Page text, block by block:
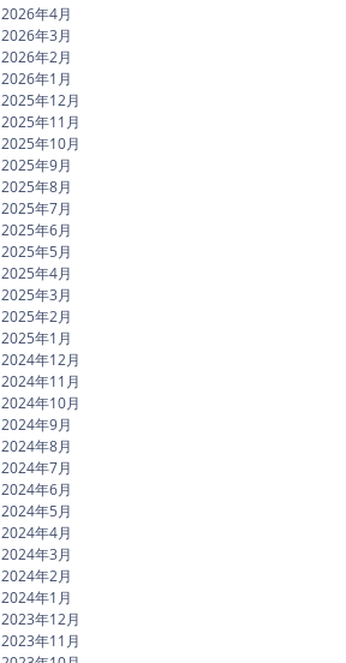
2026年4月
2026年3月
2026年2月
2026年1月
2025年12月
2025年11月
2025年10月
2025年9月
2025年8月
2025年7月
2025年6月
2025年5月
2025年4月
2025年3月
2025年2月
2025年1月
2024年12月
2024年11月
2024年10月
2024年9月
2024年8月
2024年7月
2024年6月
2024年5月
2024年4月
2024年3月
2024年2月
2024年1月
2023年12月
2023年11月